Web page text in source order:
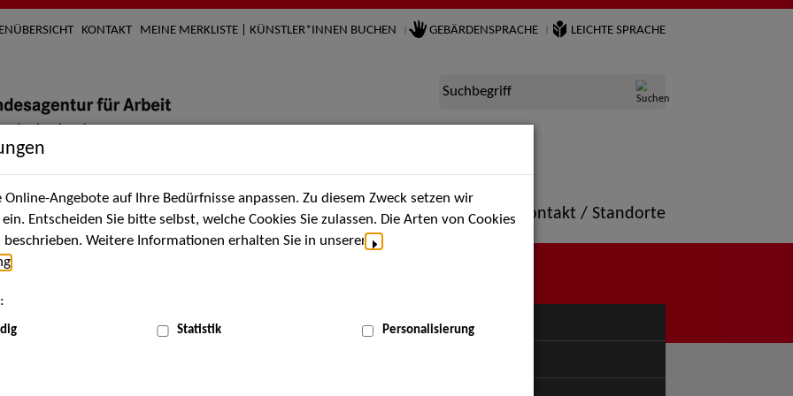
KONTAKT MEINE MERKLISTE | KÜNSTLER*INNEN BUCHEN GEBÄRDENSPRACHE LEICHTE SPRACHE
Suchbegriff
Künstler*innen Über uns Aktuelles Termine Portfolio Kontakt / Standorte
MENÜ
Angebote auf Ihre Bedürfnisse anpassen. Zu diesem Zweck setzen wir
Entscheiden Sie bitte selbst, welche Cookies Sie zulassen. Die Arten von Cookies
Weitere Informationen erhalten Sie in unserer
Statistik Personalisierung